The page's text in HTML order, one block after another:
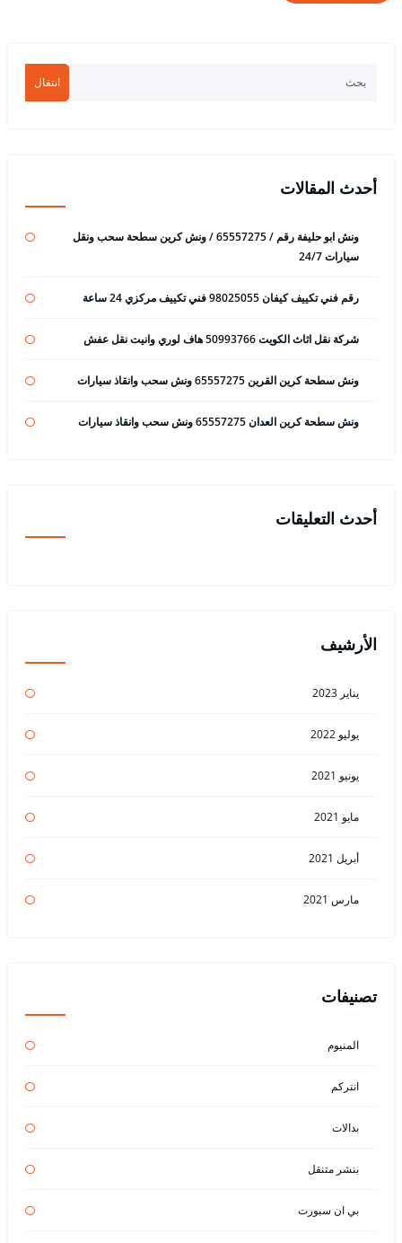
انتقال
أحدث المقالات
ونش ابو حليفة رقم / 65557275 / ونش كرين سطحة سحب ونقل
سيارات 24/7
رقم فني تكييف كيفان 98025055 فني تكييف مركزي 24 ساعة
شركة نقل اثاث الكويت 50993766 هاف لوري وانيت نقل عفش
ونش سطحة كرين القرين 65557275 ونش سحب وانقاذ سيارات
ونش سطحة كرين العدان 65557275 ونش سحب وانقاذ سيارات
أحدث التعليقات
الأرشيف
يناير 2023
يوليو 2022
يونيو 2021
مايو 2021
أبريل 2021
مارس 2021
تصنيفات
المنيوم
انتركم
بدالات
بنشر متنقل
بي ان سبورت